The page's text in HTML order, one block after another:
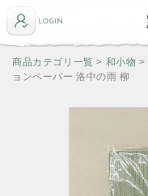
商品カテゴリ一覧 > 和小物 >
ョンペーパー 洛中の雨 柳